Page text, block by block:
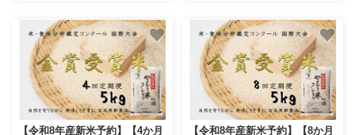
[m23-b009]
【令和8年産新米予約】【4か月
【令和8年産新米予約】【8か月